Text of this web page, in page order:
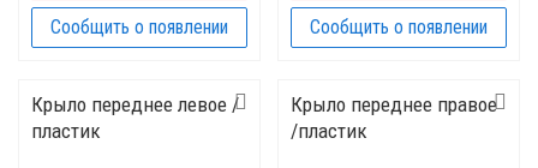
Сообщить о появлении Сообщить о появлении
Крыло переднее левое /
пластик
Крыло переднее правое
/пластик